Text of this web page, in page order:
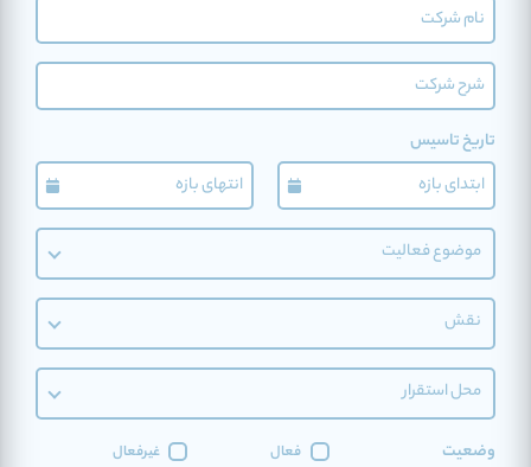
تاریخ تاسیس
موضوع فعالیت
نقش
محل استقرار
وضعیت فعال غیرفعال